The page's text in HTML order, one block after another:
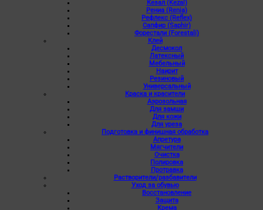
Кезал (Kezal)
Рениа (Renia)
Рефлекс (Reflex)
Сапфир (Saphir)
Форестали (Forestali)
Клей
Десмокол
Латексный
Мебельный
Наирит
Резиновый
Универсальный
Краска и красители
Аэрозольная
Для замши
Для кожи
Для уреза
Подготовка и финишная обработка
Апретура
Мягчители
Очистка
Полировка
Протравка
Растворители/разбавители
Уход за обувью
Восстановление
Защита
Крема